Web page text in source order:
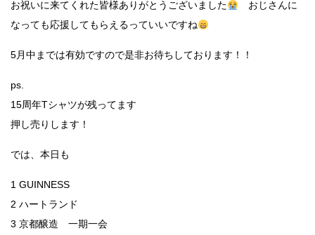
お祝いに来てくれた皆様ありがとうございました
おじさんに
なっても応援してもらえるっていいですね
5月中までは有効ですので是非お待ちしております！！
ps.
15周年Tシャツが残ってます
押し売りします！
では、本日も
1 GUINNESS
2 ハートランド
3 京都醸造 一期一会